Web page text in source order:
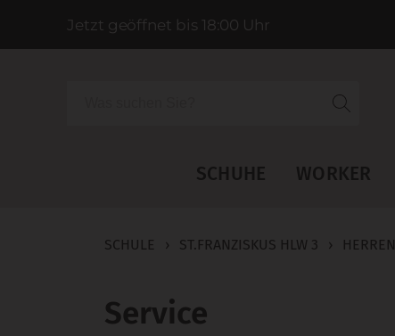
Jetzt geöffnet bis 18:00 Uhr
SCHUHE WORKER
SCHULE › ST.FRANZISKUS HLW 3 › HERREN
Service